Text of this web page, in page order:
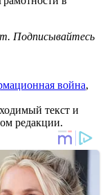
Подписывайтесь
война,
текст и
редакции.